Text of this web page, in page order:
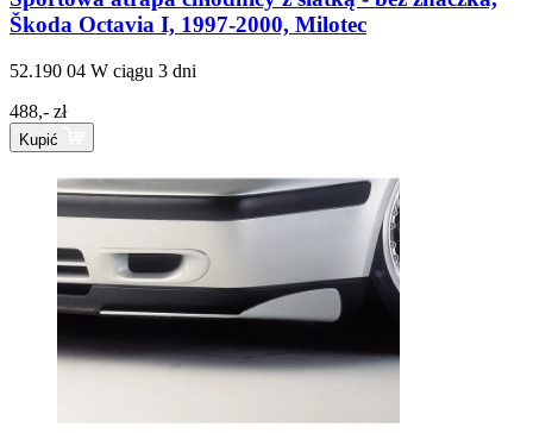
Škoda Octavia I, 1997-2000, Milotec
52.190 04 W ciągu 3 dni
488,- zł
Kupić